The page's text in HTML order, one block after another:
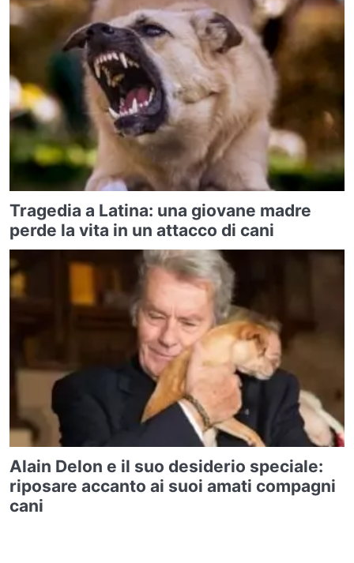
Tragedia a Latina: una giovane madre
perde la vita in un attacco di cani
Alain Delon e il suo desiderio speciale:
riposare accanto ai suoi amati compagni
cani